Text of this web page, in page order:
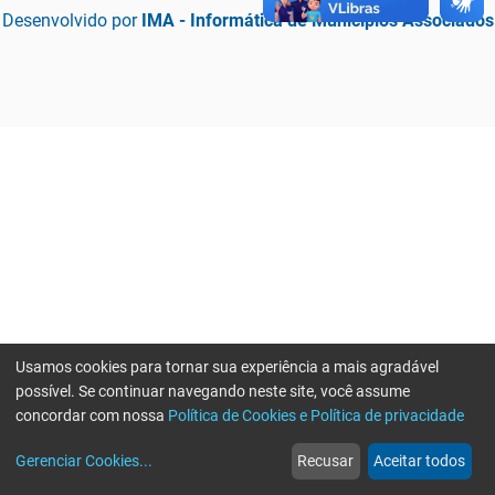
Desenvolvido por IMA - Informática de Municípios Associados
web
Notícias
more_horiz
Mais
Usamos cookies para tornar sua experiência a mais agradável
possível. Se continuar navegando neste site, você assume
concordar com nossa Política de Cookies e Política de privacidade
Gerenciar Cookies... Recusar Aceitar todos
Erro ao enviar informações, por favor tente novamente